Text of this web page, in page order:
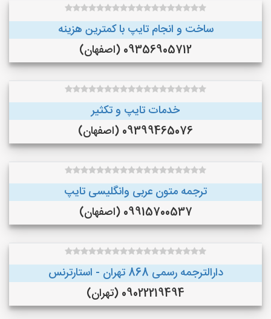
ساخت و انجام تایپ با کمترین هزینه
09356905712 (اصفهان)
خدمات تایپ و تکثیر
09399465076 (اصفهان)
ترجمه متون عربی وانگلیسی تایپ
09915700537 (اصفهان)
دارالترجمه رسمی 868 تهران - استارترنس
09022219494 (تهران)